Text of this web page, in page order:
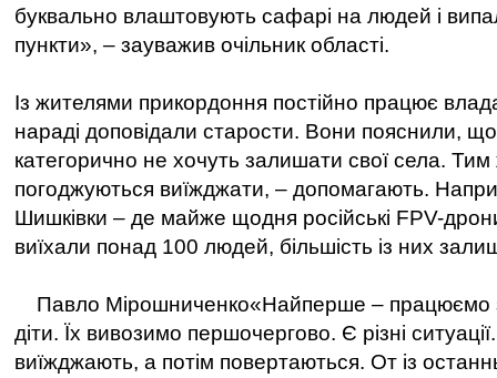
буквально влаштовують сафарі на людей і
пункти», – зауважив очільник області.
Із жителями прикордоння постійно працює
нараді доповідали старости. Вони пояснили,
категорично не хочуть залишати свої села. Тим
погоджуються виїжджати, – допомагають.
Шишківки – де майже щодня російські FPV-
виїхали понад 100 людей, більшість із них
Павло Мірошниченко«Найперше – працюємо
діти. Їх вивозимо першочергово. Є різні
виїжджають, а потім повертаються. От із